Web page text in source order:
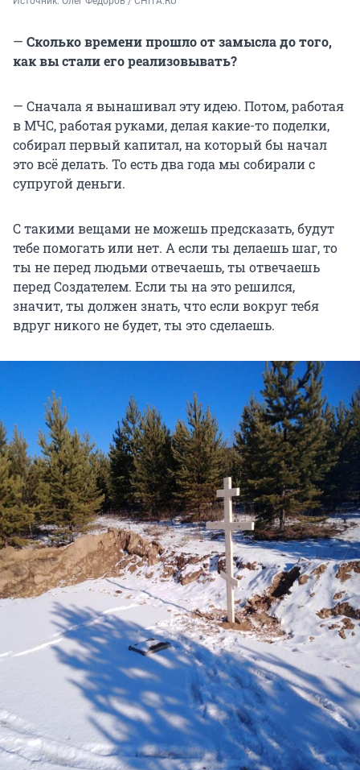
— Сколько времени прошло от замысла до того,
как вы стали его реализовывать?
— Сначала я вынашивал эту идею. Потом, работая
в МЧС, работая руками, делая какие-то поделки,
собирал первый капитал, на который бы начал
это всё делать. То есть два года мы собирали с
супругой деньги.
С такими вещами не можешь предсказать, будут
тебе помогать или нет. А если ты делаешь шаг, то
ты не перед людьми отвечаешь, ты отвечаешь
перед Создателем. Если ты на это решился,
значит, ты должен знать, что если вокруг тебя
вдруг никого не будет, ты это сделаешь.